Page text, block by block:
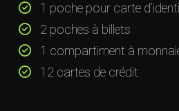
1 poche pour carte
2 poches à billets
1 compartiment à
12 cartes de crédit